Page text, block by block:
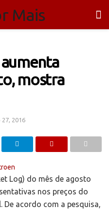
mostra
2016
Log) do mês de agosto
nos preços do
De acordo com a pesquisa,